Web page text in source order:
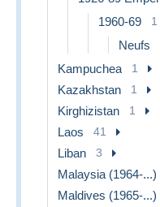
1960-69 1
Neufs
Kampuchea 1
Kazakhstan 1
Kirghizistan 1
Laos 41
Liban 3
Malaysia (1964-...)
Maldives (1965-...)